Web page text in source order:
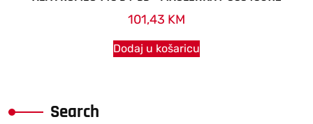
101,43 KM
Dodaj u košaricu
Search